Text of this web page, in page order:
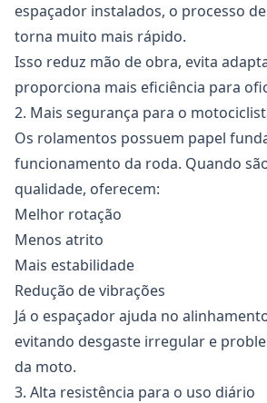
espaçador instalados, o processo
torna muito mais rápido.
Isso reduz mão de obra, evita
proporciona mais eficiência para
2. Mais segurança para o
Os rolamentos possuem papel
funcionamento da roda. Quando
qualidade, oferecem:
Melhor rotação
Menos atrito
Mais estabilidade
Redução de vibrações
Já o espaçador ajuda no
evitando desgaste irregular e
da moto.
3. Alta resistência para o uso diário